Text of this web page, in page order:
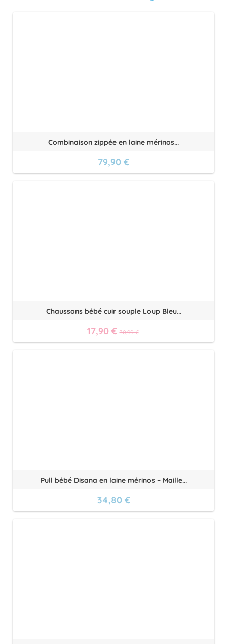
Combinaison zippée en laine mérinos...
79,90 €
Chaussons bébé cuir souple Loup Bleu...
17,90 €30,90 €
Pull bébé Disana en laine mérinos – Maille...
34,80 €